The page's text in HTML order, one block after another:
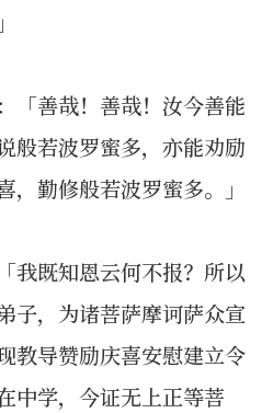
「善哉！善哉！汝今善能
般若波罗蜜多，亦能劝励
，勤修般若波罗蜜多。」
我既知恩云何不报？所以
子，为诸菩萨摩诃萨众宣
教导赞励庆喜安慰建立令
中学，今证无上正等菩